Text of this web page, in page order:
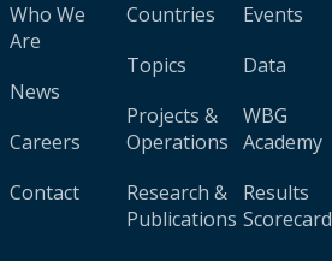
Who We
Are
News
Careers
Contact
Countries
Topics
Projects &
Operations
Research &
Publications
Events
Data
WBG
Academy
Results
Scorecard